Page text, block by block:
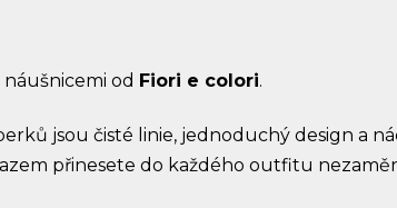
od Fiori e colori.
jsou čisté linie, jednoduchý design a
přinesete do každého outfitu